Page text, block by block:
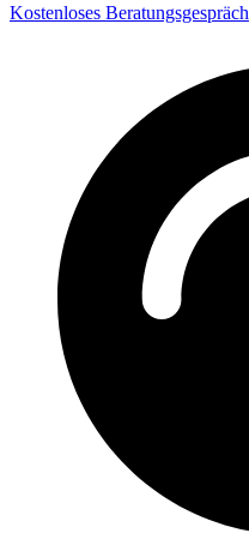
Kostenloses Beratungsgespräch